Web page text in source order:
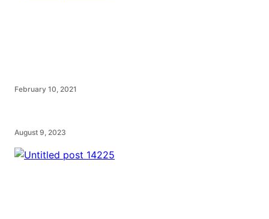
February 10, 2021
August 9, 2023